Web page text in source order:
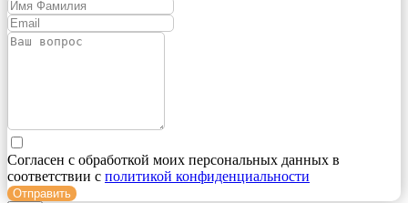
Согласен с обработкой моих персональных данных в
соответствии с политикой конфиденциальности
Отправить